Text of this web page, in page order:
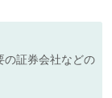
の証券会社などの